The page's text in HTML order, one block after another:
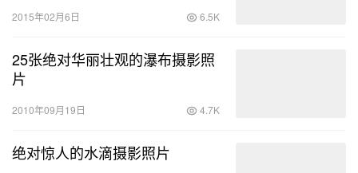
2015年02月6日 6.5K
25张绝对华丽壮观的瀑布摄影照
片
2010年09月19日 4.7K
绝对惊人的水滴摄影照片